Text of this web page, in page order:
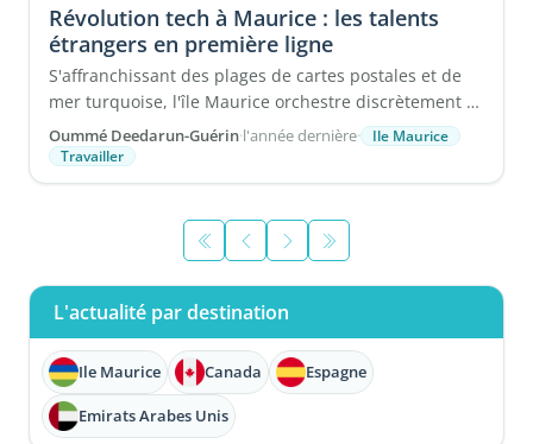
Révolution tech à Maurice : les talents
étrangers en première ligne
S'affranchissant des plages de cartes postales et de
mer turquoise, l'île Maurice orchestre discrètement sa
révolution ...
Oummé Deedarun-Guérin·l'année dernière·
Ile Maurice
Travailler
L'actualité par destination
Ile Maurice Canada Espagne
Emirats Arabes Unis